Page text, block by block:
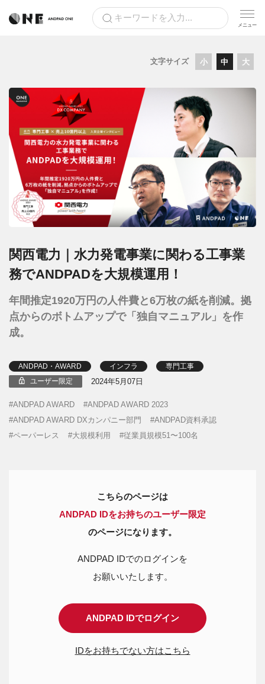
文字サイズ 小 中 大
関西電力｜水力発電事業に関わる工事業
務でANDPADを大規模運用！
年間推定1920万円の人件費と6万枚の紙を削減。拠
点からのボトムアップで「独自マニュアル」を作
成。
ANDPAD・AWARD インフラ 専門工事
ユーザー限定 2024年5月07日
ANDPAD AWARD
ANDPAD AWARD 2023
ANDPAD AWARD DXカンパニー部門
ANDPAD資料承認
ペーパーレス
大規模利用 従業員規模51〜100名
こちらのページは
ANDPAD IDをお持ちのユーザー限定
のページになります。
ANDPAD IDでのログインを
お願いいたします。
ANDPAD IDでログイン
IDをお持ちでない方はこちら